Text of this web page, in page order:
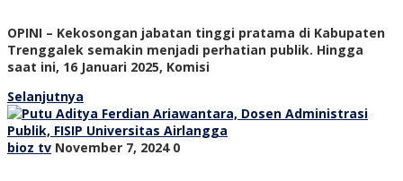
OPINI – Kekosongan jabatan tinggi pratama di Kabupaten
Trenggalek semakin menjadi perhatian publik. Hingga
saat ini, 16 Januari 2025, Komisi
Selanjutnya
bioz tv November 7, 2024 0